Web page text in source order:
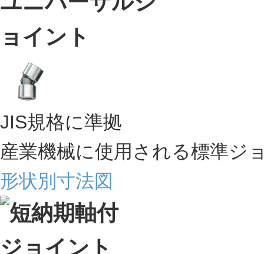
JIS規格に準拠
産業機械に使用される標準ジ
形状別寸法図